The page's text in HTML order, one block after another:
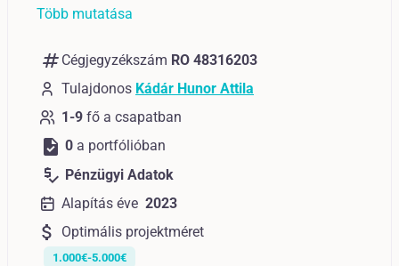
Több mutatása
numbers Cégjegyzékszám RO 48316203
Tulajdonos Kádár Hunor Attila
1-9 fő a csapatban
task 0 a portfólióban
price_check Pénzügyi Adatok
Alapítás éve 2023
attach_money Optimális projektméret
1.000€-5.000€